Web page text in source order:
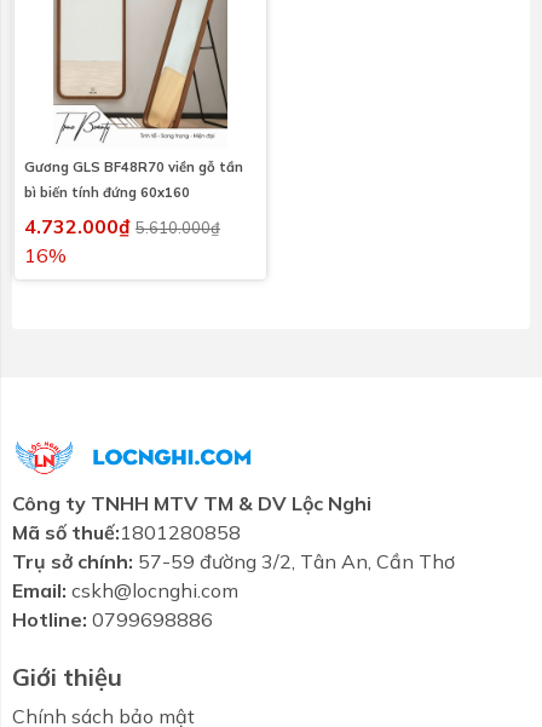
Gương GLS BF48R70 viền gỗ tần
bì biến tính đứng 60x160
4.732.000₫ 5.610.000₫
16%
Công ty TNHH MTV TM & DV Lộc Nghi
Mã số thuế:1801280858
Trụ sở chính: 57-59 đường 3/2, Tân An, Cần Thơ
Email: cskh@locnghi.com
Hotline: 0799698886
Giới thiệu
Chính sách bảo mật